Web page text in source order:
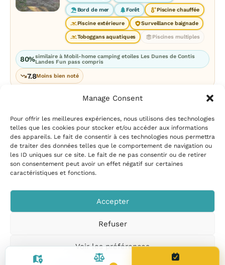
Manage Consent
Pour offrir les meilleures expériences, nous utilisons des technologies
telles que les cookies pour stocker et/ou accéder aux informations
des appareils. Le fait de consentir à ces technologies nous permettra
de traiter des données telles que le comportement de navigation ou
les ID uniques sur ce site. Le fait de ne pas consentir ou de retirer
son consentement peut avoir un effet négatif sur certaines
caractéristiques et fonctions.
Accepter
Refuser
Voir les préférences
Bord de mer Forêt Piscine chauffée
Piscine extérieure Surveillance baignade
Toboggans aquatiques Piscines multiples
80%similaire à Mobil-home camping etoiles Les Dunes de Contis
Landes Fun pass compris
7.8Moins bien noté
Mentions légales|Politique
de confidentialité
suggestions|Politique de
cookies